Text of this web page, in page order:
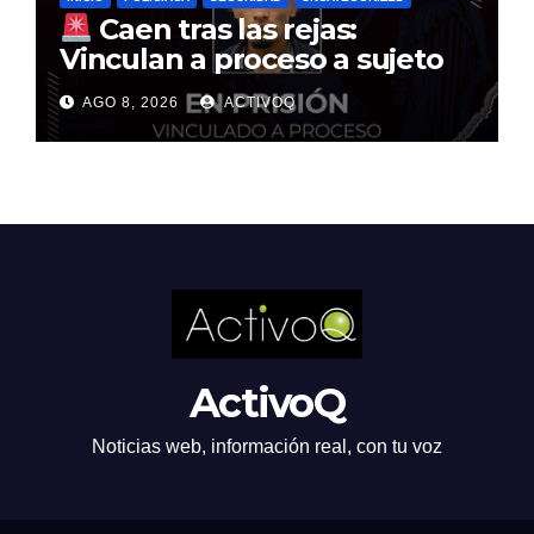
Caen tras las rejas:
Vinculan a proceso a sujeto
por multimillonario atraco en
Santa Rosa Jáuregui
AGO 8, 2026 ACTIVOQ
ActivoQ
Noticias web, información real, con tu voz